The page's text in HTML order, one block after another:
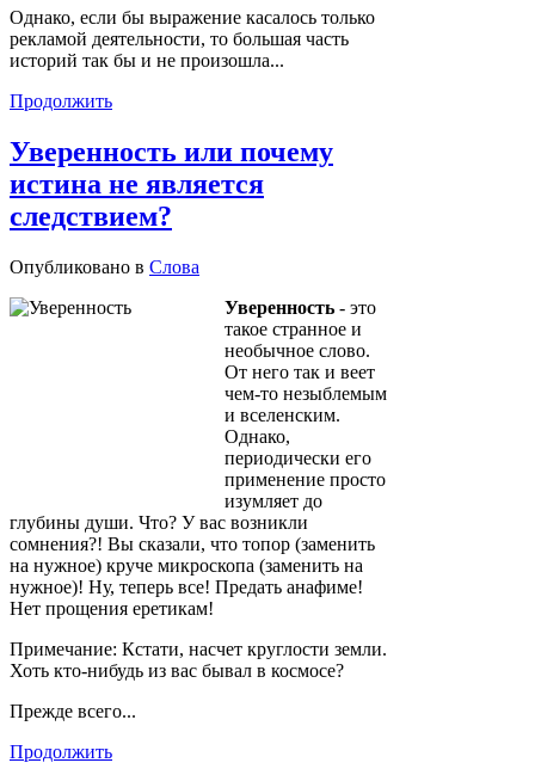
Однако, если бы выражение касалось только
рекламой деятельности, то большая часть
историй так бы и не произошла...
Продолжить
Уверенность или почему
истина не является
следствием?
Опубликовано в Слова
Уверенность - это
такое странное и
необычное слово.
От него так и веет
чем-то незыблемым
и вселенским.
Однако,
периодически его
применение просто
изумляет до
глубины души. Что? У вас возникли
сомнения?! Вы сказали, что топор (заменить
на нужное) круче микроскопа (заменить на
нужное)! Ну, теперь все! Предать анафиме!
Нет прощения еретикам!
Примечание: Кстати, насчет круглости земли.
Хоть кто-нибудь из вас бывал в космосе?
Прежде всего...
Продолжить